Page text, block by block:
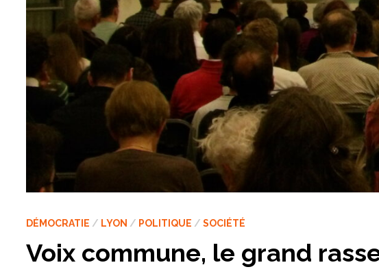
DÉMOCRATIE / LYON / POLITIQUE /SOCIÉTÉ
Voix commune, le grand